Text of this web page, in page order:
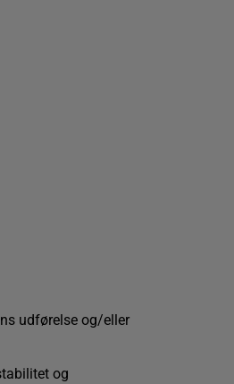
udførelse og/eller
og